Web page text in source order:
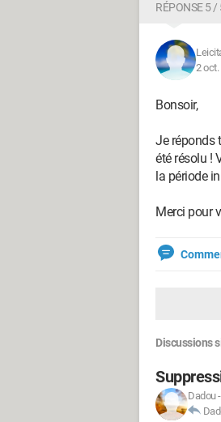
RÉPONSE 5 /
2 oct.
Bonsoir,
Je réponds
été résolu !
la période
Merci pour
Discussions
Dadou-